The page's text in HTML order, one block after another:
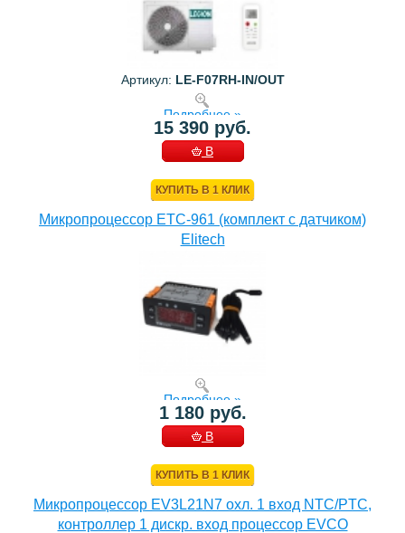
Артикул: LE-F07RH-IN/OUT
Подробнее »
15 390 руб.
В
КУПИТЬ В 1 КЛИК
Микропроцессор ETC-961 (комплект c датчиком)
Elitech
Подробнее »
1 180 руб.
В
КУПИТЬ В 1 КЛИК
Микропроцессор EV3L21N7 охл. 1 вход NTC/PTC,
контроллер 1 дискр. вход процессор EVCO